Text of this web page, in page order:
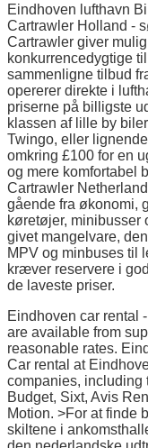
Eindhoven lufthavn
Cartrawler Holland -
Cartrawler giver
konkurrencedygtige
sammenligne tilbud
opererer direkte i
priserne på billigste
klassen af lille by
Twingo, eller
omkring £100 for en
og mere komfortabel
Cartrawler
gående fra økonomi,
køretøjer, minibusser
givet mangelvare,
MPV og minbuses til
kræver reservere i
de laveste priser.
Eindhoven car rental
are available from
reasonable rates.
Car rental at
companies, including
Budget, Sixt, Avis
Motion. >For at finde
skiltene i